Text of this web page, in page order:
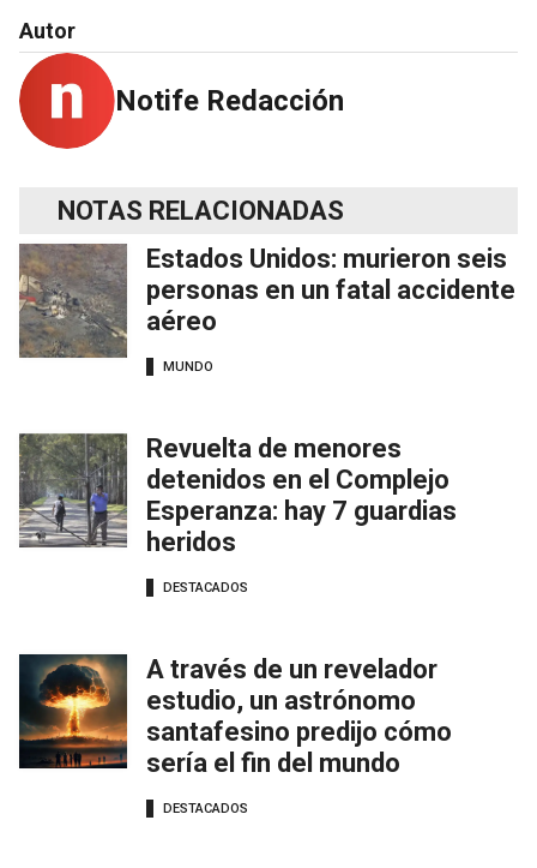
Autor
Notife Redacción
NOTAS RELACIONADAS
Estados Unidos: murieron seis
personas en un fatal accidente
aéreo
MUNDO
Revuelta de menores
detenidos en el Complejo
Esperanza: hay 7 guardias
heridos
DESTACADOS
A través de un revelador
estudio, un astrónomo
santafesino predijo cómo
sería el fin del mundo
DESTACADOS